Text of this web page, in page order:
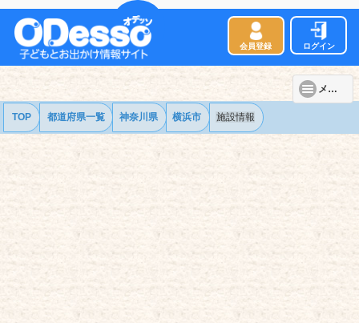
会員登録 ログイン
メニュー
TOP 都道府県一覧 神奈川県 横浜市 施設情報